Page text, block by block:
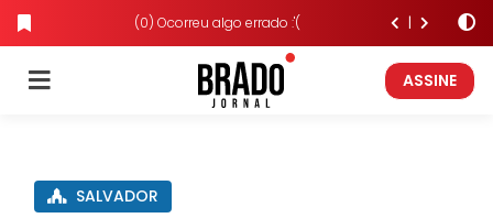
(0) Ocorreu algo errado :'(
ASSINE
SALVADOR